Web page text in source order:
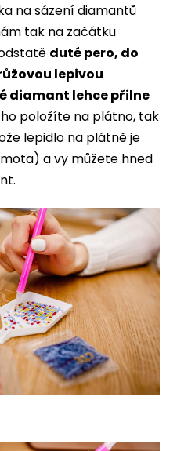
na sázení diamantů
tak na začátku
duté pero, do
lepivou
diamant lehce přilne
položíte na plátno, tak
lepidlo na plátně je
a vy můžete hned